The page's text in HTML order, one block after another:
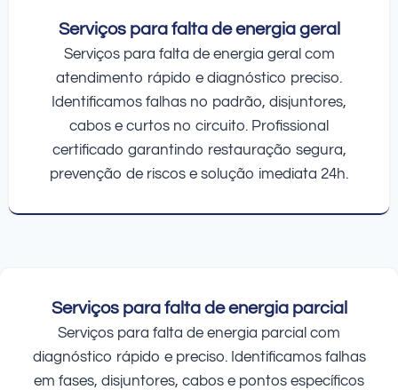
Serviços para falta de energia geral
Serviços para falta de energia geral com
atendimento rápido e diagnóstico preciso.
Identificamos falhas no padrão, disjuntores,
cabos e curtos no circuito. Profissional
certificado garantindo restauração segura,
prevenção de riscos e solução imediata 24h.
Serviços para falta de energia parcial
Serviços para falta de energia parcial com
diagnóstico rápido e preciso. Identificamos falhas
em fases, disjuntores, cabos e pontos específicos